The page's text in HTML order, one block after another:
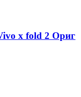
x fold 2 Ориг